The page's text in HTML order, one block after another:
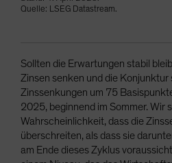
Quelle: LSEG Datastream.
Sollten die Erwartungen stabil
Zinsen senken und die
Zinssenkungen um 75
2025, beginnend im Sommer. Wir
Wahrscheinlichkeit, dass die
überschreiten, als dass sie
am Ende dieses Zyklus